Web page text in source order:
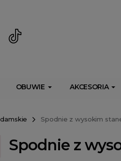
OBUWIE AKCESORIA
Spodnie z wysokim
Spodnie z